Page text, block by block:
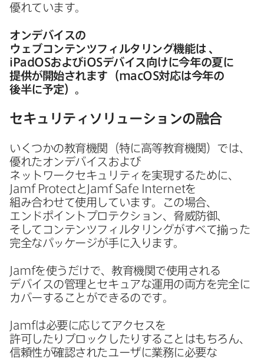
優れています。
オンデバイスの​
ウェブコンテンツフィルタリング機能は 、
iPadOSおよびiOSデバイス向けに​今年の​夏に​
提供が​開始されます​（macOS対応は​今年の​
後半に​予定）。
セキュリティソリューションの​融合
いく​つかの​教育機関​（特に​高等教育機関）では、​
優れた​オンデバイスおよび​
ネットワークセキュリティを​実現する​ために、
Jamf Protectと Jamf Safe Internetを​
組み合わせて​使用しています。​この​場合、​
エンドポイントプロテクション、​脅威防御、​
そして​コンテンツフィルタリングが​すべて​揃った​
完全な​パッケージが​手に​入ります。
Jamfを​使うだけで、​教育機関で​使用される​
デバイスの​管理と​セキュアな​運用の​両方を​完全に​
カバーする​ことができるのです。
Jamfは​必要に​応じて​アクセスを​
許可したりブロックしたりする​ことは​もちろん、​
信頼性が​確認された​ユーザに​業務に​必要な​